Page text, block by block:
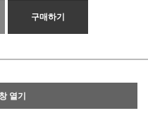
구매하기
열기